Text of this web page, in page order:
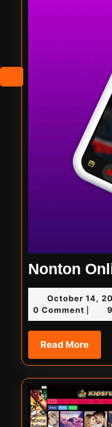
Nonton
October 14,
0 Comment
Read MoreRead
More